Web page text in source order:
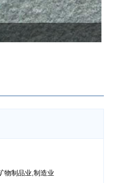
物制品业,制造业